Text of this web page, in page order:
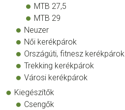
MTB 27,5
MTB 29
Neuzer
Női kerékpárok
Országúti, fitnesz kerékpárok
Trekking kerékpárok
Városi kerékpárok
Kiegészítők
Csengők